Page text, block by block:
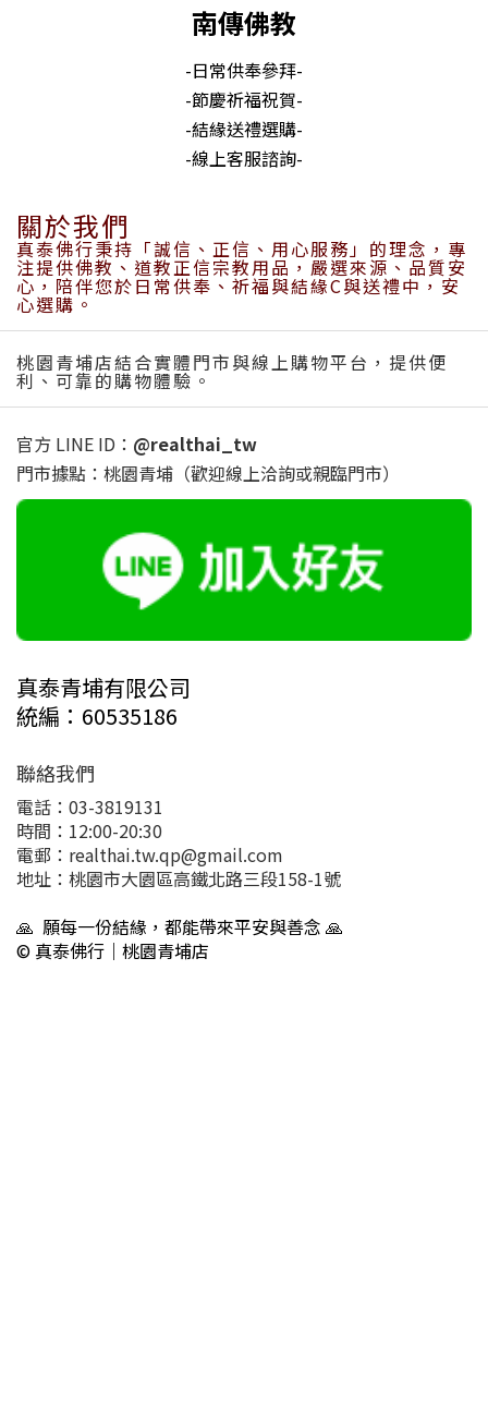
南傳佛教
-日常供奉參拜-
-節慶祈福祝賀-
-結緣送禮選購-
-線上客服諮詢-
關於我們
真泰佛行秉持「誠信、正信、用心服務」的理念，專
注提供佛教、道教正信宗教用品，嚴選來源、品質安
心，陪伴您於日常供奉、祈福與結緣C與送禮中，安
心選購。
桃園青埔店結合實體門市與線上購物平台，提供便
利、可靠的購物體驗。
官方 LINE ID： @realthai_tw
門市據點：桃園青埔（歡迎線上洽詢或親臨門市）
真泰青埔有限公司
統編：60535186
聯絡我們
電話：03-3819131
時間：12:00-20:30
電郵：realthai.tw.qp@gmail.com
地址：桃園市大園區高鐵北路三段158-1號
🙏 願每一份結緣，都能帶來平安與善念 🙏
© 真泰佛行｜桃園青埔店